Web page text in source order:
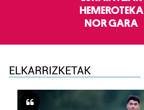
HEMEROTEKA
NOR GARA
ELKARRIZKETAK